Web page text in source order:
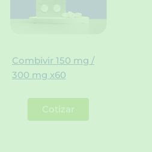
Combivir 150 mg /
300 mg x60
Cotizar